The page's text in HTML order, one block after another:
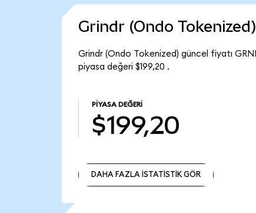
Grindr (Ondo
Grindr (Ondo Tokenized) güncel fiyatı
piyasa değeri $199,20 .
PIYASA DEĞERI
$199,20
DAHA FAZLA İSTATİSTİK GÖR